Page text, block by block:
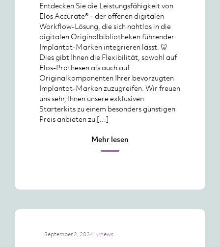
Entdecken Sie die Leistungsfähigkeit von
Elos Accurate® – der offenen digitalen
Workflow-Lösung, die sich nahtlos in die
digitalen Originalbibliotheken führender
Implantat-Marken integrieren lässt. 🦷
Dies gibt Ihnen die Flexibilität, sowohl auf
Elos-Prothesen als auch auf
Originalkomponenten Ihrer bevorzugten
Implantat-Marken zuzugreifen. Wir freuen
uns sehr, Ihnen unsere exklusiven
Starterkits zu einem besonders günstigen
Preis anbieten zu […]
Mehr lesen
September 2, 2024 #news